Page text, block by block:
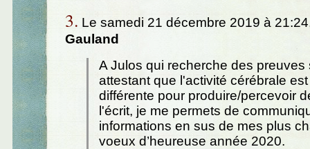
3. Le samedi 21 décembre 2019 à
Gauland
A Julos qui recherche des preuves
attestant que l'activité cérébrale
différente pour produire/percevoir
l'écrit, je me permets de
informations en sus de mes plus
voeux d’heureuse année 2020.